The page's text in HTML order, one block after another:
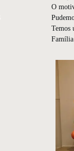
O
Temos